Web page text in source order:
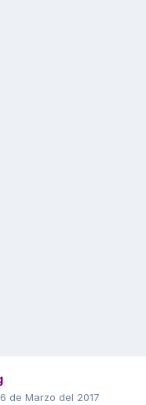
de Marzo del 2017